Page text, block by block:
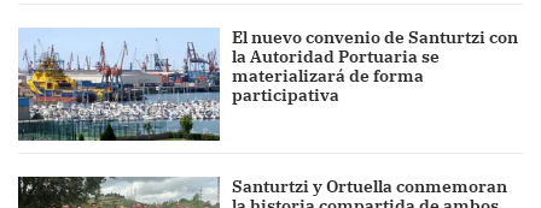
El nuevo convenio de Santurtzi con
la Autoridad Portuaria se
materializará de forma
participativa
Santurtzi y Ortuella conmemoran